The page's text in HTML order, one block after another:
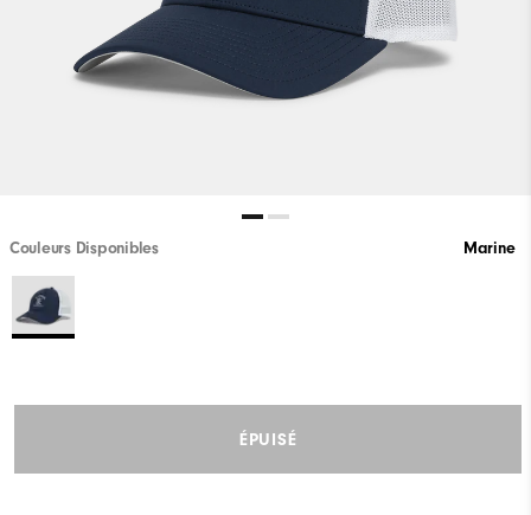
Couleurs Disponibles Marine
ÉPUISÉ